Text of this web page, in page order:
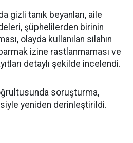
gizli tanık beyanları, aile
şüphelilerden birinin
olayda kullanılan silahın
izine rastlanmaması ve
detaylı şekilde incelendi.
soruşturma,
yeniden derinleştirildi.